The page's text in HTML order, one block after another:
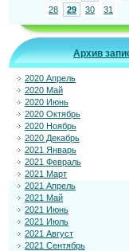
28
29 30 31
Архив
2020 Апрель
2020 Май
2020 Июнь
2020 Октябрь
2020 Ноябрь
2020 Декабрь
2021 Январь
2021 Февраль
2021 Март
2021 Апрель
2021 Май
2021 Июнь
2021 Июль
2021 Август
2021 Сентябрь